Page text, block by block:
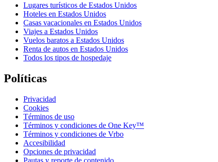
Lugares turísticos de Estados Unidos
Hoteles en Estados Unidos
Casas vacacionales en Estados Unidos
Viajes a Estados Unidos
Vuelos baratos a Estados Unidos
Renta de autos en Estados Unidos
Todos los tipos de hospedaje
Políticas
Privacidad
Cookies
Términos de uso
Términos y condiciones de One Key™
Términos y condiciones de Vrbo
Accesibilidad
Opciones de privacidad
Pautas y reporte de contenido